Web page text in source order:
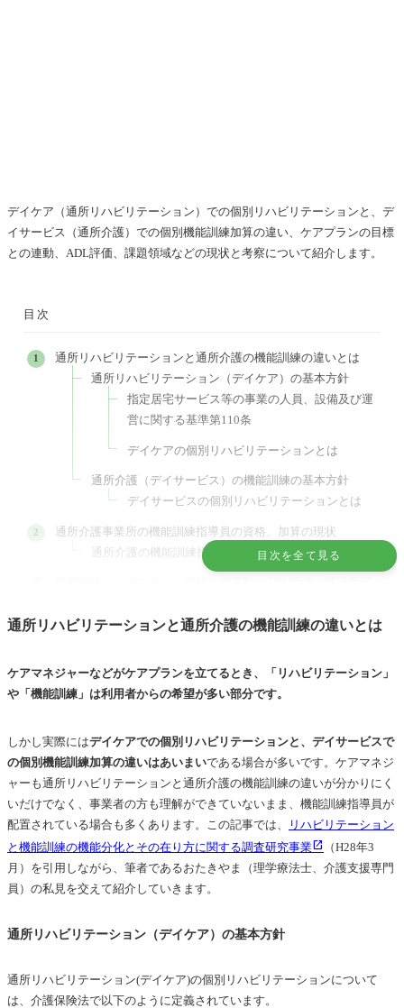
デイケア（通所リハビリテーション）での個別リハビリテーションと、デ
イサービス（通所介護）での個別機能訓練加算の違い、ケアプランの目標
との連動、ADL評価、課題領域などの現状と考察について紹介します。
目次
目次を全て見る
通所リハビリテーションと通所介護の機能訓練の違いとは
通所リハビリテーション（デイケア）の基本方針
指定居宅サービス等の事業の人員、設備及び運
営に関する基準第110条
デイケアの個別リハビリテーションとは
通所介護（デイサービス）の機能訓練の基本方針
デイサービスの個別リハビリテーションとは
通所介護事業所の機能訓練指導員の資格、加算の現状
通所介護の機能訓練指導員と加算算定割合
機能訓練実施計画の作成者別 最も優先順位が高い課題、実施
機能訓練についておたきやまの考察
木を見て森を見る、利用者と家庭を見て地域を見る
参考資料：リハビリテーションと機能訓練の機能分化とその
在り方に関する調査研究事業
調査の目的
調査結果概要
通所リハビリテーションと通所介護の機能訓練の違いとは
ケアマネジャーなどがケアプランを立てるとき、「リハビリテーション」
や「機能訓練」は利用者からの希望が多い部分です。
しかし実際にはデイケアでの個別リハビリテーションと、デイサービスで
の個別機能訓練加算の違いはあいまいである場合が多いです。ケアマネジ
ャーも通所リハビリテーションと通所介護の機能訓練の違いが分かりにく
いだけでなく、事業者の方も理解ができていないまま、機能訓練指導員が
配置されている場合も多くあります。この記事では、
リハビリテーション
と機能訓練の機能分化とその在り方に関する調査研究事業
（H28年3
月）を引用しながら、筆者であるおたきやま（理学療法士、介護支援専門
員）の私見を交えて紹介していきます。
通所リハビリテーション（デイケア）の基本方針
通所リハビリテーション(デイケア)の個別リハビリテーションについて
は、介護保険法で以下のように定義されています。